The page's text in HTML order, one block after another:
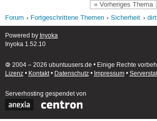
« Vorheriges Thema
Forum Fortgeschrittene Themen Sicherheit
Powered by Inyoka
Inyoka 1.52.10
🄯 2004 – 2026 ubuntuusers.de • Einige Rechte
Lizenz• Kontakt• Datenschutz• Impressum•
Serverhosting gespendet von